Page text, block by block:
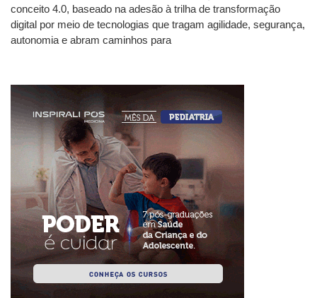
conceito 4.0, baseado na adesão à trilha de transformação
digital por meio de tecnologias que tragam agilidade, segurança,
autonomia e abram caminhos para